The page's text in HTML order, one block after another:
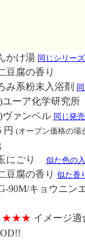
かけ湯 同じシリー
豆腐の香り
み系粉末入浴剤
ユーア化学研究所
ヴァンベル 同じ発
円 (オープン価格の場
にごり 似た色の
豆腐の香り 似た香
90M/キョウニン
★★★ イメージ適